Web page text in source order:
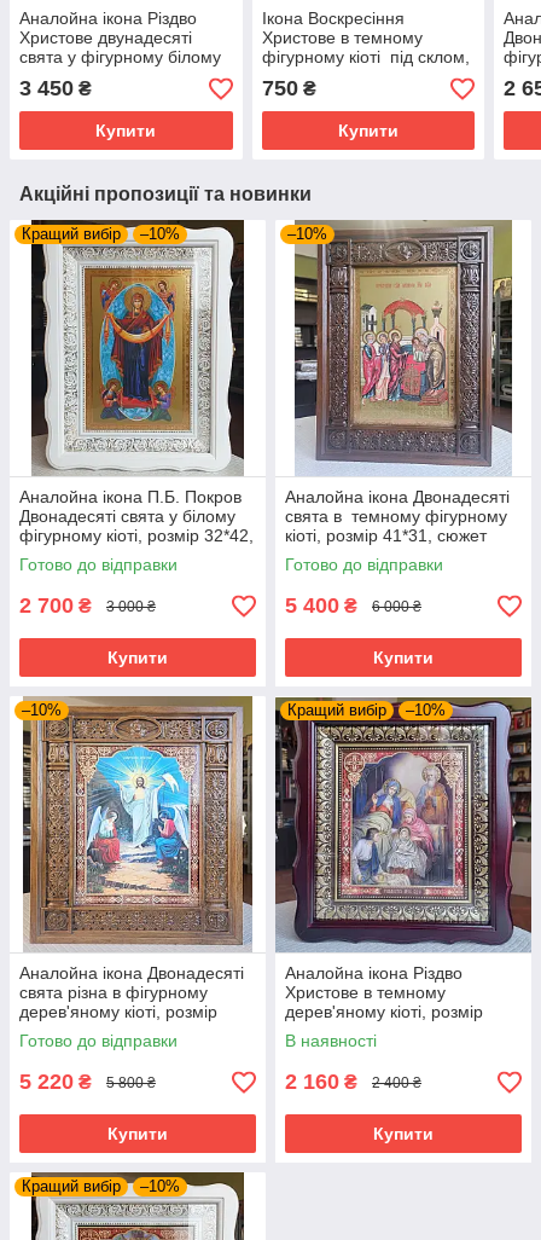
Аналойна ікона Різдво
Христове двунадесяті
свята у фігурному білому
кіоті, розмір 52×42, лік
30*40,26 сюжетів.
3 450 ₴
Купити
Ікона Воскресіння
Христове в темному
фігурному кіоті під склом,
розмір 32*28, сюжет
20*24.
750₴
Купити
2
Акційні пропозиції та новинки
Кращий вибір –10%
Аналойна ікона П.Б. Покров
Двонадесяті свята у білому
фігурному кіоті, розмір 32*42,
сюжет 20*30, 22 сюжети.
Готово до відправки
2 700 ₴ 3 000 ₴
Купити
–10%
Аналойна ікона Двонадесяті
свята в темному фігурному
кіоті, розмір 41*31, сюжет
20*30, 28 сюжетів
Готово до відправки
5 400 ₴ 6 000 ₴
Купити
–10%
Аналойна ікона Двонадесяті
свята різна в фігурному
дерев'яному кіоті, розмір
кіота 32*37,сюжет 21*28
Готово до відправки
5 220 ₴ 5 800 ₴
Купити
Кращий вибір –10%
Аналойна ікона Різдво
Христове в темному
дерев'яному кіоті, розмір
кіота 31*35, сюжет 20*24, 26
сюжетів.
В наявності
2 160 ₴ 2 400 ₴
Купити
Кращий вибір –10%